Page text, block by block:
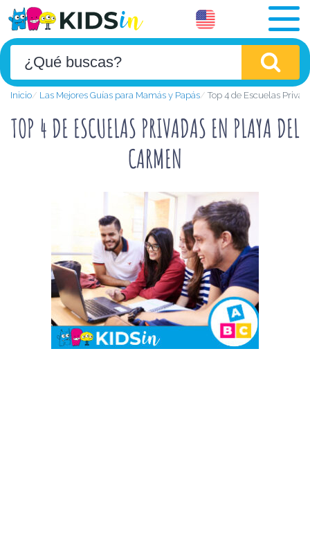
Inicio Las Mejores Guías para Mamás y Papás Top 4 de Escuelas
TOP 4 DE ESCUELAS PRIVADAS EN PLAYA DEL
CARMEN